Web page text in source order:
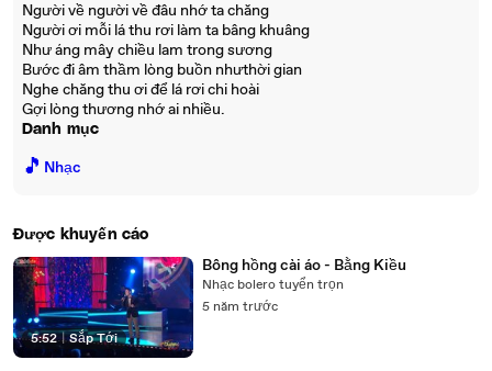
Người về người về đâu nhớ ta chăng
Người ơi mỗi lá thu rơi làm ta bâng khuâng
Như áng mây chiều lam trong sương
Bước đi âm thầm lòng buồn nhưthời gian
Nghe chăng thu ơi để lá rơi chi hoài
Gợi lòng thương nhớ ai nhiều.
Danh mục
🎵 Nhạc
Được khuyến cáo
5:52 | Sắp Tới
Bông hồng cài áo - Bằng Kiều
Nhạc bolero tuyển trọn
5 năm trước